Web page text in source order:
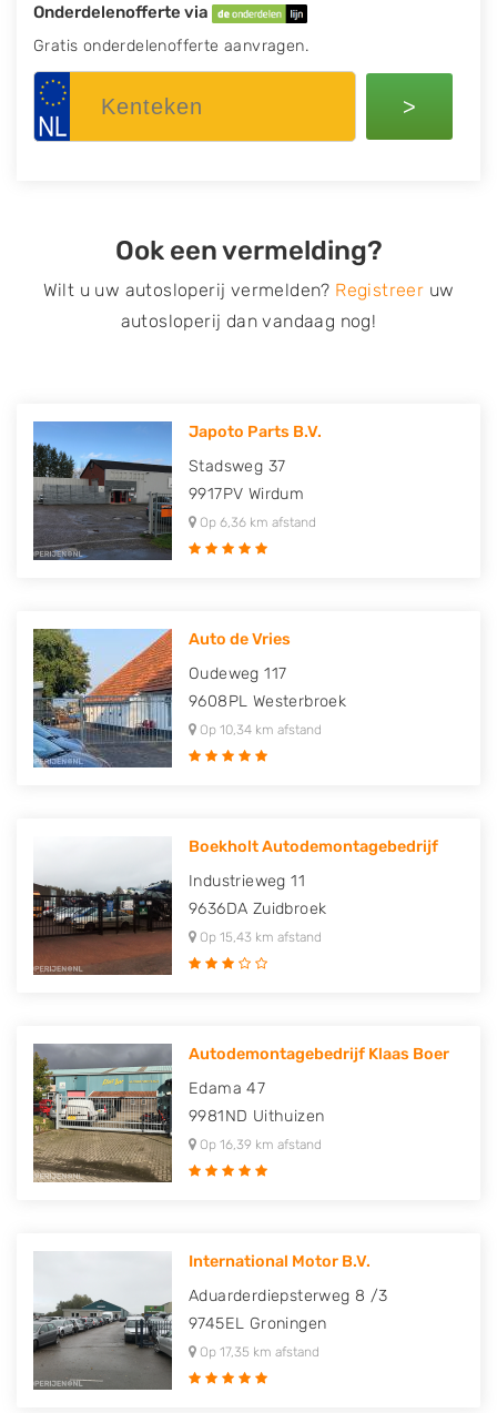
Onderdelenofferte via
Gratis onderdelenofferte aanvragen.
>
Ook een vermelding?
Wilt u uw autosloperij vermelden? Registreer uw
autosloperij dan vandaag nog!
Japoto Parts B.V.
Stadsweg 37
9917PV Wirdum
Op 6,36 km afstand
Auto de Vries
Oudeweg 117
9608PL Westerbroek
Op 10,34 km afstand
Boekholt Autodemontagebedrijf
Industrieweg 11
9636DA Zuidbroek
Op 15,43 km afstand
Autodemontagebedrijf Klaas Boer
Edama 47
9981ND Uithuizen
Op 16,39 km afstand
International Motor B.V.
Aduarderdiepsterweg 8 /3
9745EL Groningen
Op 17,35 km afstand